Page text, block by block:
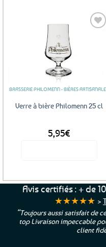
choisies
sur
BRASSERIE PHILOMENN - BIÈRES
Verre à bière Philomenn 25 cl
5,95€
Avis certifiés : + de
★★★★★ >
“Toujours aussi satisfait de
top Livraison impeccable
client